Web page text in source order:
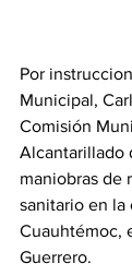
Por
Municipal,
Comisión
Alcantarillado
maniobras de
sanitario en la
Cuauhtémoc,
Guerrero.